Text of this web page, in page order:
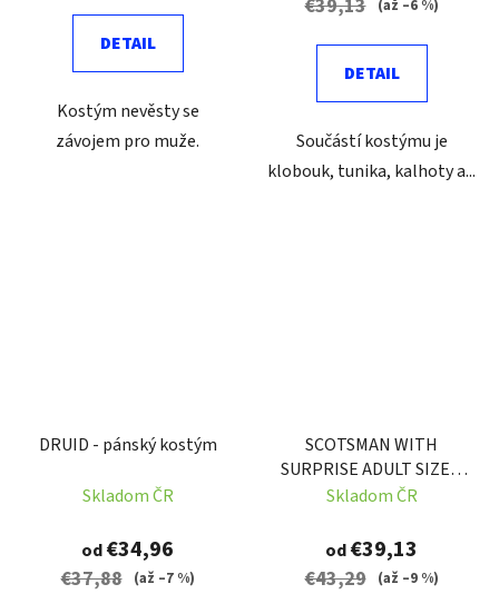
DETAIL
Kostým nevěsty se
závojem pro muže.
€39,13 (až –6 %)
DETAIL
Součástí kostýmu je
klobouk, tunika, kalhoty a...
DRUID - pánský kostým
Skladom ČR
od€34,96
€37,88 (až –7 %)
SCOTSMAN WITH
SURPRISE ADULT SIZE L
52
Skladom ČR
od€39,13
€43,29 (až –9 %)